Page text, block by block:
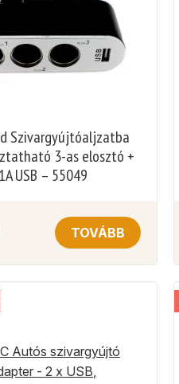
Szivargyújtóaljzatba
3-as elosztó +
1A USB – 55049
TOVÁBB